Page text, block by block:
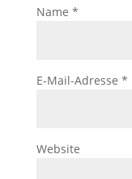
Name *
E-Mail-Adresse *
Website